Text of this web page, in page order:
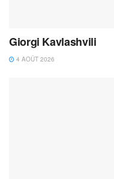
Giorgi Kavlashvili
4 AOÛT 2026